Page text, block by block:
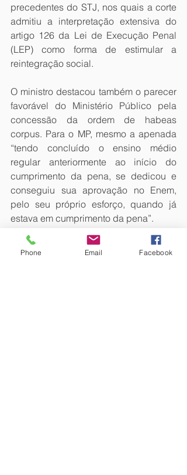
precedentes do STJ, nos quais a corte
admitiu a interpretação extensiva do
artigo 126 da Lei de Execução Penal
(LEP) como forma de estimular a
reintegração social.
O ministro destacou também o parecer
favorável do Ministério Público pela
concessão da ordem de habeas
corpus. Para o MP, mesmo a apenada
“tendo concluído o ensino médio
regular anteriormente ao início do
cumprimento da pena, se dedicou e
conseguiu sua aprovação no Enem,
pelo seu próprio esforço, quando já
estava em cumprimento da pena”.
Esta notícia refere-se ao(s) processo(s):
Phone Email Facebook